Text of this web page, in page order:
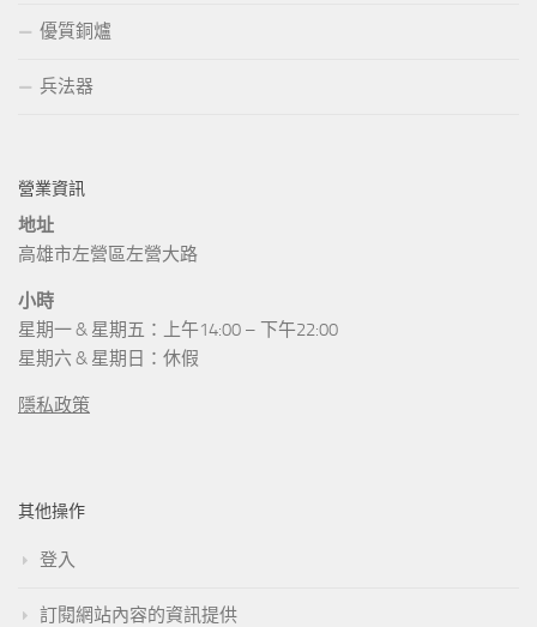
優質銅爐
兵法器
營業資訊
地址
高雄市左營區左營大路
小時
星期一 & 星期五：上午14:00 – 下午22:00
星期六 & 星期日：休假
隱私政策
其他操作
登入
訂閱網站內容的資訊提供